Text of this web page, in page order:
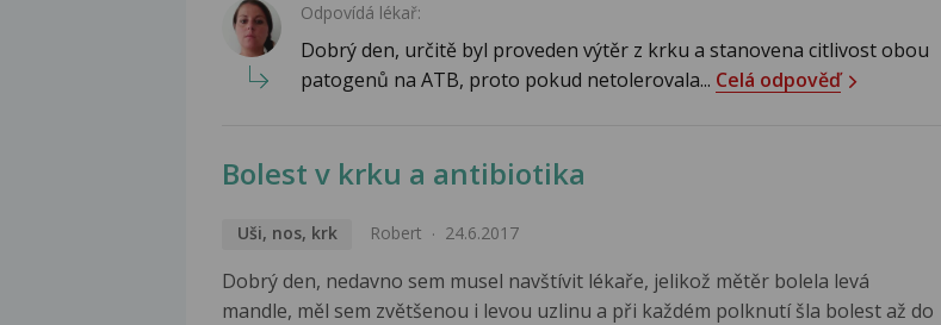
Odpovídá lékař:
Dobrý den, určitě byl proveden výtěr z krku a stanovena citlivost obou
patogenů na ATB, proto pokud netolerovala... Celá odpověď
Bolest v krku a antibiotika
Uši, nos, krk Robert 24.6.2017
Dobrý den, nedavno sem musel navštívit lékaře, jelikož mětěr bolela levá
mandle, měl sem zvětšenou i levou uzlinu a při každém polknutí šla bolest až do